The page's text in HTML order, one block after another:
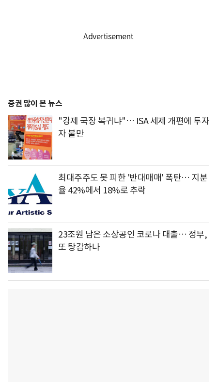
증권 많이 본 뉴스
"강제 국장 복귀냐"… ISA 세제 개편에 투자
자 불만
최대주주도 못 피한 '반대매매' 폭탄… 지분
율 42%에서 18%로 추락
23조원 남은 소상공인 코로나 대출… 정부,
또 탕감하나